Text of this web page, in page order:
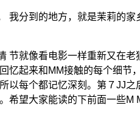
我分到的地方，就是茉莉
就像看电影一样重新又在
起来和MM接触的每个细节
每个都记忆深刻。第７JJ
望大家能读的下前面一些